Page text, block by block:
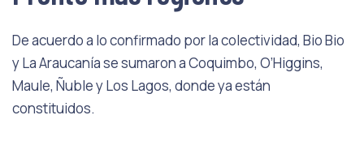
De acuerdo a lo confirmado por la colectividad, Bio Bio
y La Araucanía se sumaron a Coquimbo, O’Higgins,
Maule, Ñuble y Los Lagos, donde ya están
constituidos.